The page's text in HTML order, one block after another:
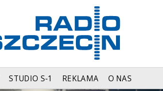
STUDIO S-1 REKLAMA O NAS